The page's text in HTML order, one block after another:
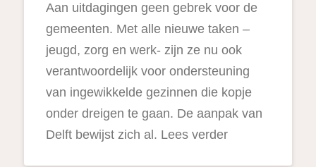
Aan uitdagingen geen gebrek voor de
gemeenten. Met alle nieuwe taken –
jeugd, zorg en werk- zijn ze nu ook
verantwoordelijk voor ondersteuning
van ingewikkelde gezinnen die kopje
onder dreigen te gaan. De aanpak van
Delft bewijst zich al. Lees verder